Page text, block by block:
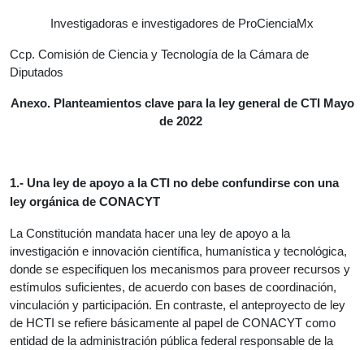
Investigadoras e investigadores de ProCienciaMx
Ccp. Comisión de Ciencia y Tecnología de la Cámara de
Diputados
Anexo. Planteamientos clave para la ley general de CTI Mayo
de 2022
1.- Una ley de apoyo a la CTI no debe confundirse con una
ley orgánica de CONACYT
La Constitución mandata hacer una ley de apoyo a la
investigación e innovación científica, humanística y tecnológica,
donde se especifiquen los mecanismos para proveer recursos y
estímulos suficientes, de acuerdo con bases de coordinación,
vinculación y participación. En contraste, el anteproyecto de ley
de HCTI se refiere básicamente al papel de CONACYT como
entidad de la administración pública federal responsable de la